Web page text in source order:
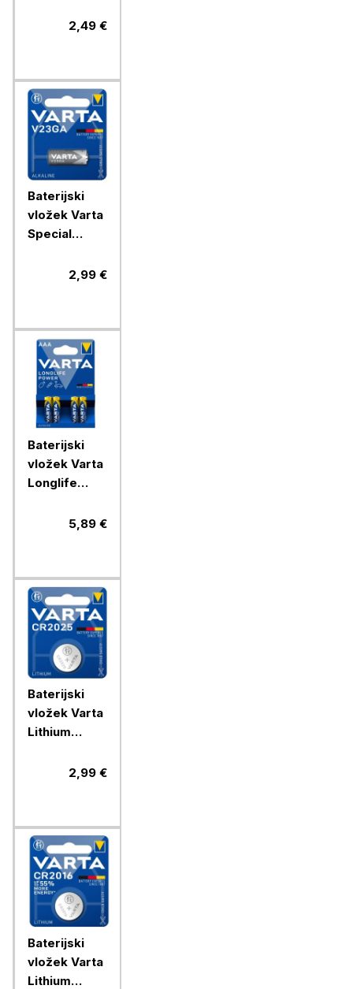
1/1 alkalni2,49 €
Baterijski
vložek Varta
Special
2,99 €
Baterijski
vložek Varta
Longlife
4/1 alkalni5,89 €
Baterijski
vložek Varta
Lithium
CR2025 1/1
2,99 €
Baterijski
vložek Varta
Lithium